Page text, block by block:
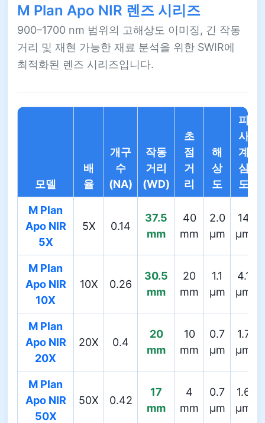
M Plan Apo NIR 렌즈 시리즈
900–1700 nm 범위의 고해상도 이미징, 긴 작동
거리 및 재현 가능한 재료 분석을 위한 SWIR에
최적화된 렌즈 시리즈입니다.
모델
배
율
개구
수
(NA)
작동
거리
(WD)
초
점
거
리
해
상
도
피
사
계
심
도
M Plan
Apo NIR
5X
5X 0.14
37.5
mm
40
mm
2.0
µm
14
µm
M Plan
Apo NIR
10X
10X 0.26
30.5
mm
20
mm
1.1
µm
4.1
µm
M Plan
Apo NIR
20X
20X 0.4
20
mm
10
mm
0.7
µm
1.7
µm
M Plan
Apo NIR
50X
50X 0.42
17
mm
4
mm
0.7
µm
1.6
µm